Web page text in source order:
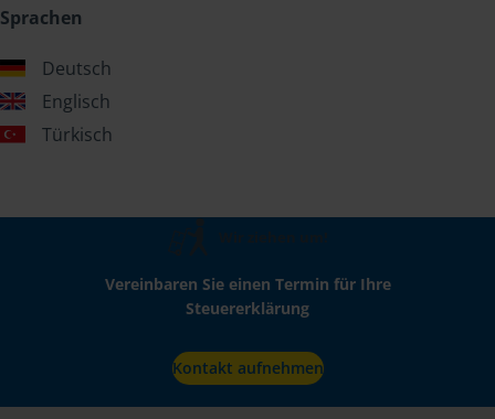
Sprachen
Deutsch
Englisch
Türkisch
Vereinbaren Sie einen Termin für Ihre
Steuererklärung
Kontakt aufnehmen